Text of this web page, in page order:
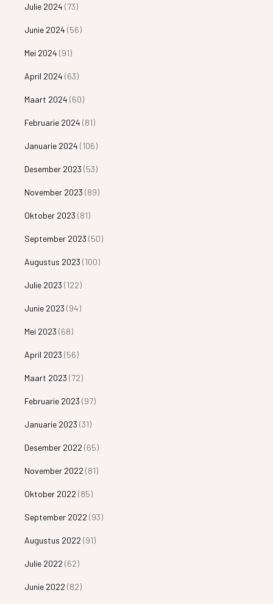
Julie 2024 (73)
Junie 2024 (56)
Mei 2024 (91)
April 2024 (63)
Maart 2024 (60)
Februarie 2024 (81)
Januarie 2024 (106)
Desember 2023 (53)
November 2023 (89)
Oktober 2023 (81)
September 2023 (50)
Augustus 2023 (100)
Julie 2023 (122)
Junie 2023 (94)
Mei 2023 (68)
April 2023 (56)
Maart 2023 (72)
Februarie 2023 (97)
Januarie 2023 (31)
Desember 2022 (65)
November 2022 (81)
Oktober 2022 (85)
September 2022 (93)
Augustus 2022 (91)
Julie 2022 (62)
Junie 2022 (82)